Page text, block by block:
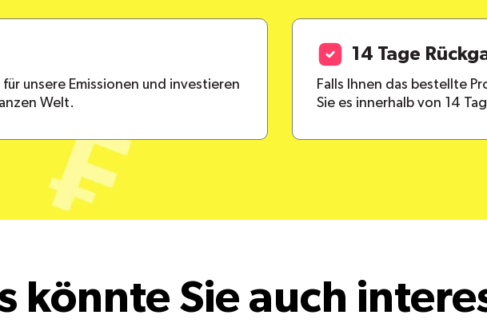
unsere Emissionen und investieren
Welt.
14 Tage
Falls Ihnen das bestellte
Sie es innerhalb von 14
könnte Sie auch